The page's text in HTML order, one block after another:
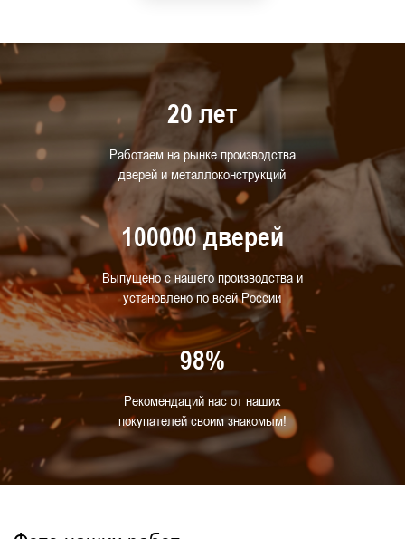
20 лет
Работаем на рынке производства
дверей и металлоконструкций
100000 дверей
Выпущено с нашего производства и
установлено по всей России
98%
Рекомендаций нас от наших
покупателей своим знакомым!